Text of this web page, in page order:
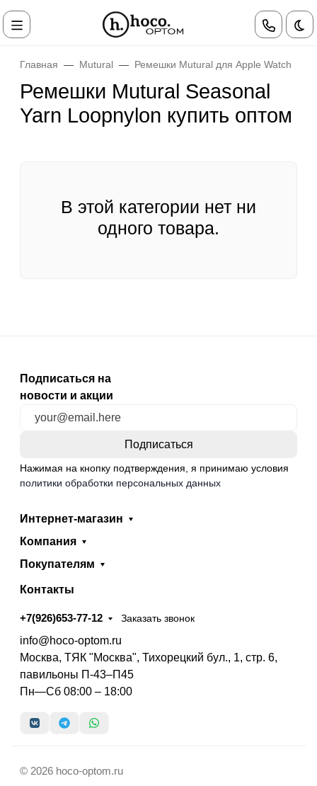
Главная Mutural Ремешки Mutural для Apple Watch
Ремешки Mutural Seasonal
Yarn Loopnylon купить оптом
В этой категории нет ни
одного товара.
Подписаться на
новости и акции
Нажимая на кнопку подтверждения, я принимаю условия
политики обработки персональных данных
Интернет-магазин
Компания
Покупателям
Контакты
+7(926)653-77-12 Заказать звонок
info@hoco-optom.ru
Москва, ТЯК "Москва", Тихорецкий бул., 1, стр. 6,
павильоны П-43–П45
Пн—Сб 08:00 – 18:00
© 2026 hoco-optom.ru